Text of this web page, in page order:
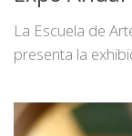
La Escuela de
presenta la